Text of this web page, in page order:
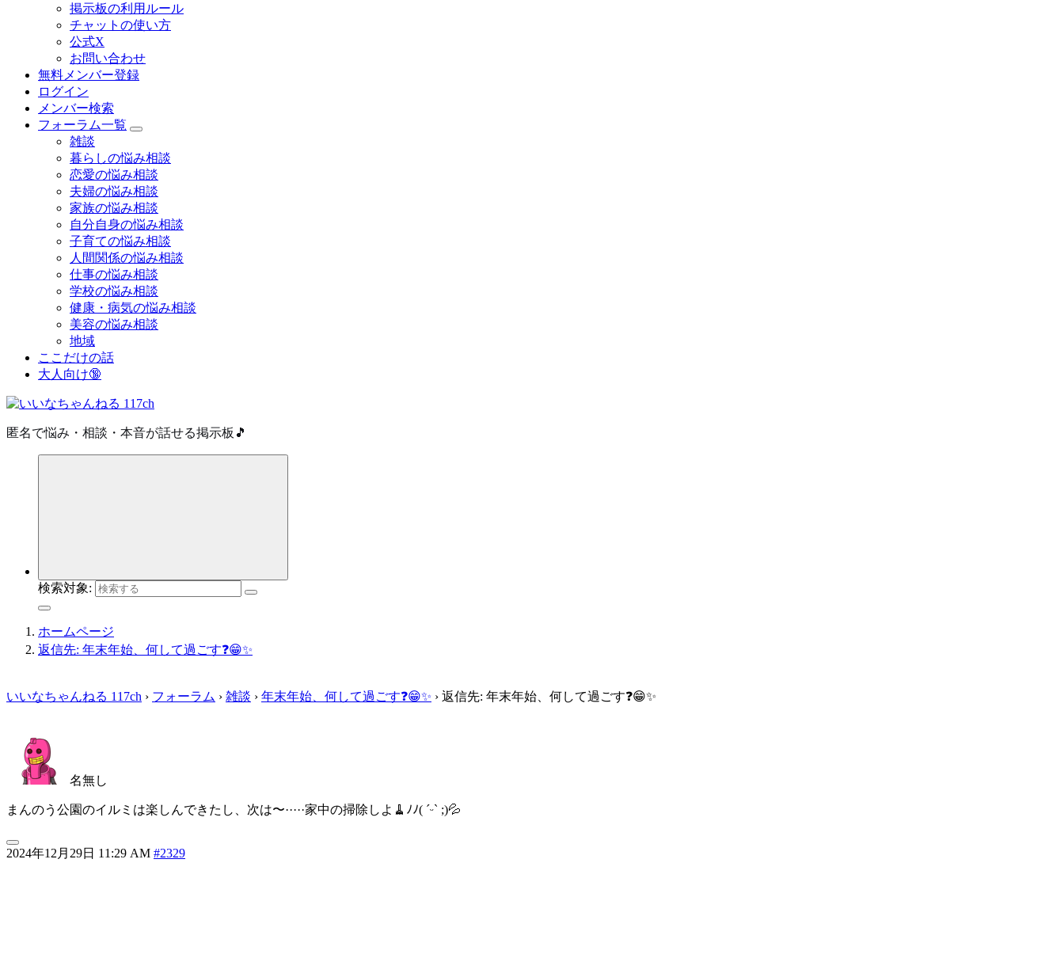
掲示板の利用ルール
チャットの使い方
公式X
お問い合わせ
無料メンバー登録
ログイン
メンバー検索
フォーラム一覧
雑談
暮らしの悩み相談
恋愛の悩み相談
夫婦の悩み相談
家族の悩み相談
自分自身の悩み相談
子育ての悩み相談
人間関係の悩み相談
仕事の悩み相談
学校の悩み相談
健康・病気の悩み相談
美容の悩み相談
地域
ここだけの話
大人向け🔞
匿名で悩み・相談・本音が話せる掲示板🎵
検索対象:
ホームページ
返信先: 年末年始、何して過ごす❓😁✨
いいなちゃんねる 117ch › フォーラム › 雑談 › 年末年始、何して過ごす❓😁✨ › 返信先: 年末年始、何して過ごす❓😁✨
2024年12月29日 11:29 AM #2329
名無し
まんのう公園のイルミは楽しんできたし、次は〜·····家中の掃除しよ🧹ﾉﾉ( ˊᵕˋ ;)💦